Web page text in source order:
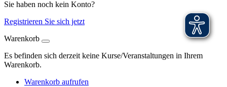
Sie haben noch kein Konto?
Registrieren Sie sich jetzt
Warenkorb
Es befinden sich derzeit keine Kurse/Veranstaltungen in Ihrem
Warenkorb.
Warenkorb aufrufen